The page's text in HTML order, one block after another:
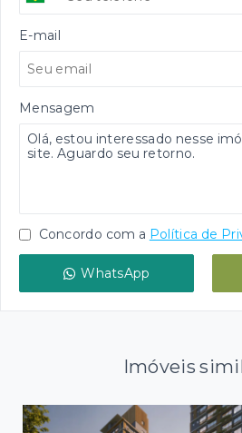
E-mail
Mensagem
Concordo com a Política de
WhatsApp
Imóveis